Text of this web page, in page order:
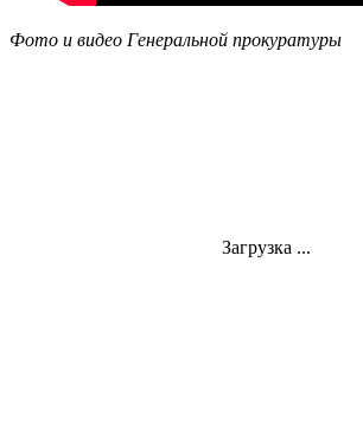
Фото и видео Генеральной прокуратуры
Загрузка ...